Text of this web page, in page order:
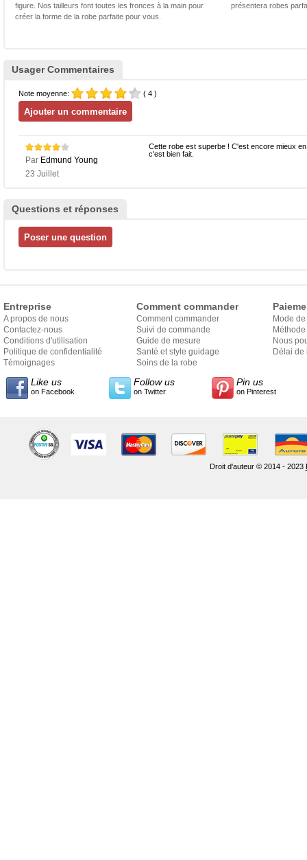
figure. Nos tailleurs font toutes les fronces à la main pour
créer la forme de la robe parfaite pour vous.
présentera robes
Usager Commentaires
Note moyenne: ( 4 )
Par Edmund Young
23 Juillet
Cette robe est superbe ! C'est encore mieux
c'est bien fait.
Questions et réponses
Entreprise
A propos de nous
Contactez-nous
Conditions d'utilisation
Politique de confidentialité
Témoignages
Comment commander
Comment commander
Suivi de commande
Guide de mesure
Santé et style guidage
Soins de la robe
Mode
Nous
Délai de
Like us
on Facebook
Follow us
on Twitter
Pin us
on Pinterest
Droit d'auteur © 2014 - 2023